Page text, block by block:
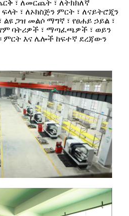
፣ ለመርጨት ፣ ለትክክለኛ
፣ ለኦክስጅን ምርት ፣ ለናይትሮጂን
ጋዝ መልሶ ማግኛ ፣ የፀሐይ ኃይል ፣
ባትሪዎች ፣ ማጣፈጫዎች ፣ ወይን
ምርት እና ሌሎች ከፍተኛ ደረጃውን